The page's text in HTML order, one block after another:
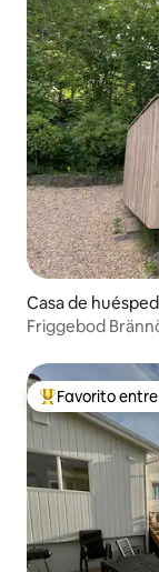
Casa de
Friggebod
De los mejores
Favorito